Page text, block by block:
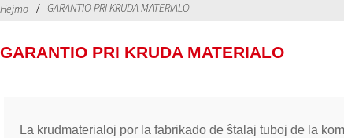
Hejmo GARANTIO PRI KRUDA MATERIALO
GARANTIO PRI KRUDA MATERIALO
La krudmaterialoj por la fabrikado de ŝtalaj tuboj de la